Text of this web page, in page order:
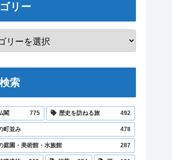
リー
索
閣 775 歴史を訪ねる旅 492
町並み 478
庭園・美術館・水族館 287